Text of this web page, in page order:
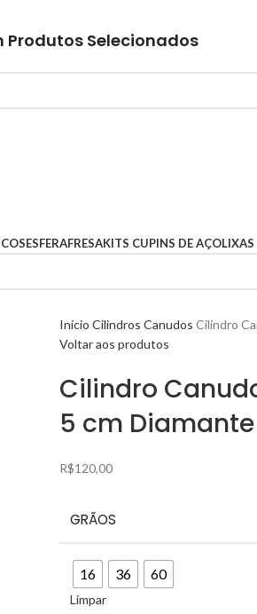
Produtos Selecionados
ESFERAFRESAKITS CUPINS DE AÇO
Início Cilindros Canudos Cilindro
Voltar aos produtos
Cilindro
5 cm
R$120,00
GRÃOS
16 36 60
Limpar